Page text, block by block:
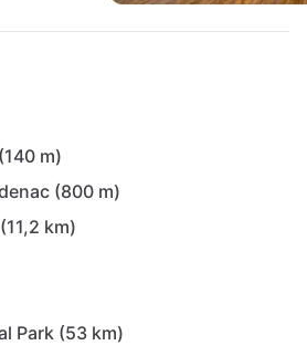
m)
(800 m)
km)
Park (53 km)